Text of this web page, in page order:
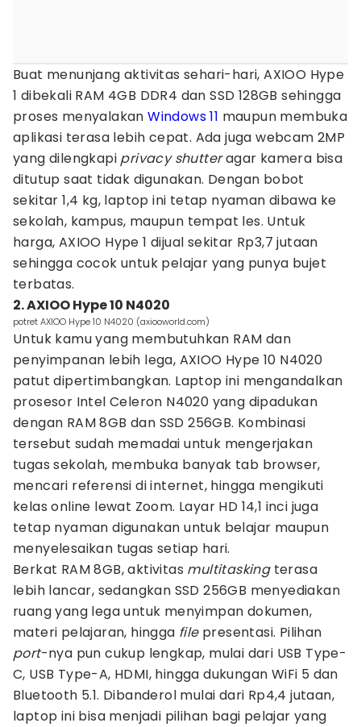
Buat menunjang aktivitas sehari-hari, AXIOO Hype
1 dibekali RAM 4GB DDR4 dan SSD 128GB sehingga
proses menyalakanWindows 11 maupun membuka
aplikasi terasa lebih cepat. Ada juga webcam 2MP
yang dilengkapi privacy shutteragar kamera bisa
ditutup saat tidak digunakan. Dengan bobot
sekitar 1,4 kg, laptop ini tetap nyaman dibawa ke
sekolah, kampus, maupun tempat les. Untuk
harga, AXIOO Hype 1 dijual sekitar Rp3,7 jutaan
sehingga cocok untuk pelajar yang punya bujet
terbatas.
2. AXIOO Hype 10 N4020
potret AXIOO Hype 10 N4020 (axiooworld.com)
Untuk kamu yang membutuhkan RAM dan
penyimpanan lebih lega, AXIOO Hype 10 N4020
patut dipertimbangkan. Laptop ini mengandalkan
prosesor Intel Celeron N4020 yang dipadukan
dengan RAM 8GB dan SSD 256GB. Kombinasi
tersebut sudah memadai untuk mengerjakan
tugas sekolah, membuka banyak tab browser,
mencari referensi di internet, hingga mengikuti
kelas online lewat Zoom. Layar HD 14,1 inci juga
tetap nyaman digunakan untuk belajar maupun
menyelesaikan tugas setiap hari.
Berkat RAM 8GB, aktivitas multitaskingterasa
lebih lancar, sedangkan SSD 256GB menyediakan
ruang yang lega untuk menyimpan dokumen,
materi pelajaran, hingga filepresentasi. Pilihan
port-nya pun cukup lengkap, mulai dari USB Type-
C, USB Type-A, HDMI, hingga dukungan WiFi 5 dan
Bluetooth 5.1. Dibanderol mulai dari Rp4,4 jutaan,
laptop ini bisa menjadi pilihan bagi pelajar yang